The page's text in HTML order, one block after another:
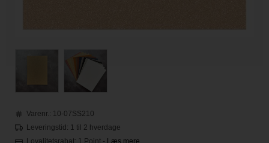
Varenr.: 10-07SS210
Leveringstid: 1 til 2 hverdage